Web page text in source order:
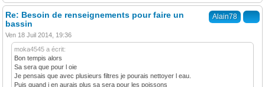
Alain78
Re: Besoin de renseignements pour faire un
bassin
Ven 18 Juil 2014, 19:36
moka4545 a écrit:
Bon tempis alors
Sa sera que pour l oie
Je pensais que avec plusieurs filtres je pourais nettoyer l eau.
Puis quand j en aurais plus sa sera pour les poissons